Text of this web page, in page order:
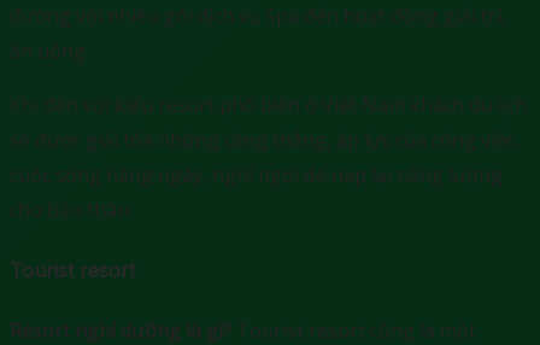
đường với nhiều gói dịch vụ Spa đến hoạt động giải trí,
ăn uống.
Khi đến với kiểu resort phổ biến ở Việt Nam khách du lịch
sẽ được giải tỏa những căng thẳng, áp lực của công việc,
cuộc sống hàng ngày, nghỉ ngơi để nạp lại năng lượng
cho bản thân.
Tourist resort
Resort nghỉ dưỡng là gì? Tourist resort cũng là một